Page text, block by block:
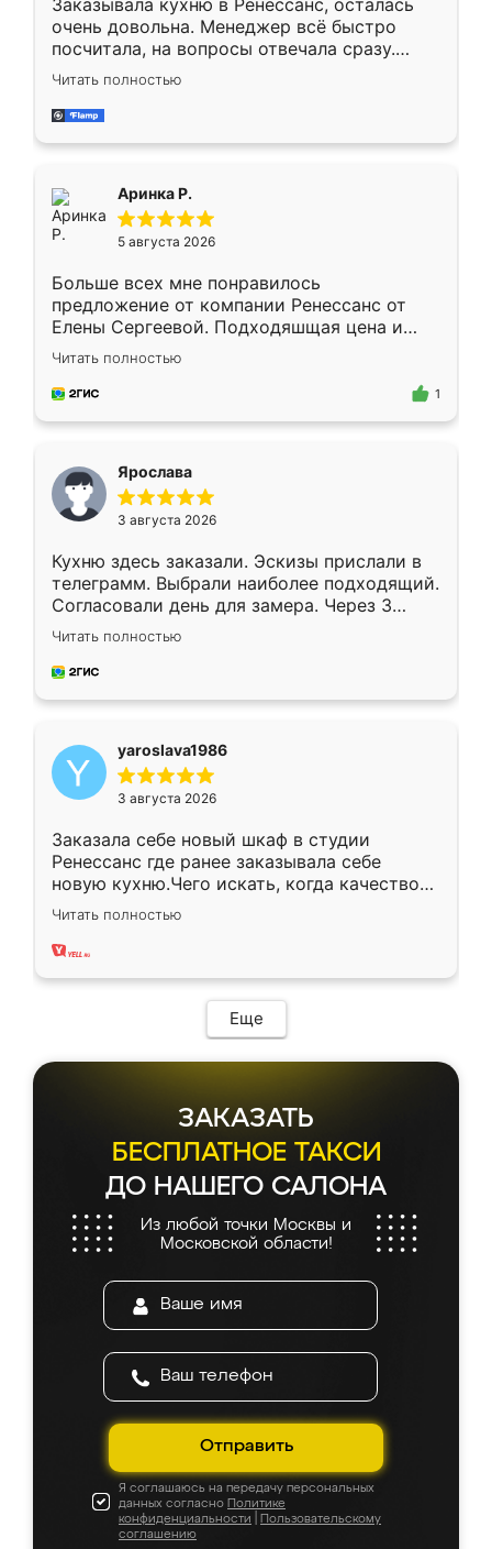
Заказывала кухню в Ренессанс, осталась
очень довольна. Менеджер всё быстро
посчитала, на вопросы отвечала сразу.
Замерщик приехал в субботу, подошёл к
делу со всей ответственностью. Собрали
за день, ребята работали аккуратно, даже
Читать полностью
Аринка Р.
5 августа 2026
Больше всех мне понравилось
предложение от компании Ренессанс от
Елены Сергеевой. Подходяшщая цена и
короткие сроки изготовления. Приехавший
для замера сотрудник Владислав
предложил по моему эскизу самый
Читать полностью
1
Ярослава
3 августа 2026
Кухню здесь заказали. Эскизы прислали в
телеграмм. Выбрали наиболее подходящий.
Согласовали день для замера. Через 3
недели кухня была уже готова. Остались
довольны работой. Спасибо Ренессанс
мебель за качественную работу!
Читать полностью
yaroslava1986
3 августа 2026
Заказала себе новый шкаф в студии
Ренессанс где ранее заказывала себе
новую кухню.Чего искать, когда качеством
вполне довольна. Служит кухня уже почти
два года, нареканий нет.
Читать полностью
Еще
ЗАКАЗАТЬ
БЕСПЛАТНОЕ ТАКСИ
ДО НАШЕГО САЛОНА
Из любой точки Москвы и
Московской области!
Отправить
Я соглашаюсь на передачу персональных
данных согласно Политике
конфиденциальности
Пользовательскому
соглашению